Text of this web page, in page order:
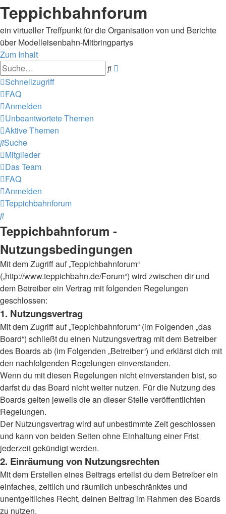
Teppichbahnforum
ein virtueller Treffpunkt für die Organisation von und Berichte
über Modelleisenbahn-Mitbringpartys
Zum Inhalt
Suche
Schnellzugriff
FAQ
Anmelden
Unbeantwortete Themen
Aktive Themen
Suche
Mitglieder
Das Team
FAQ
Anmelden
Teppichbahnforum
Suche
Teppichbahnforum -
Nutzungsbedingungen
Mit dem Zugriff auf „Teppichbahnforum“
(„http://www.teppichbahn.de/Forum“) wird zwischen dir und
dem Betreiber ein Vertrag mit folgenden Regelungen
geschlossen:
1. Nutzungsvertrag
Mit dem Zugriff auf „Teppichbahnforum“ (im Folgenden „das
Board“) schließt du einen Nutzungsvertrag mit dem Betreiber
des Boards ab (im Folgenden „Betreiber“) und erklärst dich mit
den nachfolgenden Regelungen einverstanden.
Wenn du mit diesen Regelungen nicht einverstanden bist, so
darfst du das Board nicht weiter nutzen. Für die Nutzung des
Boards gelten jeweils die an dieser Stelle veröffentlichten
Regelungen.
Der Nutzungsvertrag wird auf unbestimmte Zeit geschlossen
und kann von beiden Seiten ohne Einhaltung einer Frist
jederzeit gekündigt werden.
2. Einräumung von Nutzungsrechten
Mit dem Erstellen eines Beitrags erteilst du dem Betreiber ein
einfaches, zeitlich und räumlich unbeschränktes und
unentgeltliches Recht, deinen Beitrag im Rahmen des Boards
zu nutzen.